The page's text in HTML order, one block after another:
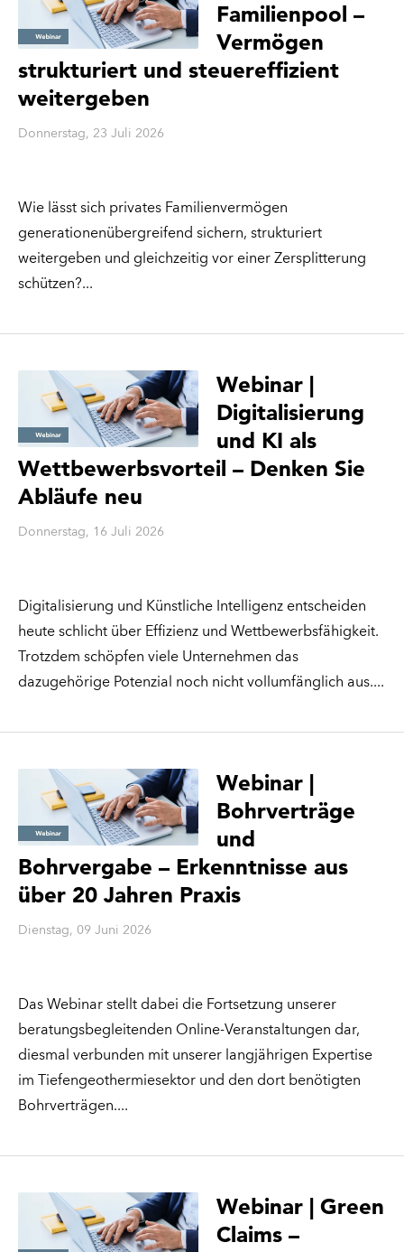
Familienpool –
Vermögen
strukturiert und steuereffizient
weitergeben
Donnerstag, 23 Juli 2026
Wie lässt sich privates Familienvermögen
generationenübergreifend sichern, strukturiert
weitergeben und gleichzeitig vor einer Zersplitterung
schützen?
Webinar |
Digitalisierung
und KI als
Wettbewerbsvorteil – Denken Sie
Abläufe neu
Donnerstag, 16 Juli 2026
Digitalisierung und Künstliche Intelligenz entscheiden
heute schlicht über Effizienz und Wettbewerbsfähigkeit.
Trotzdem schöpfen viele Unternehmen das
dazugehörige Potenzial noch nicht vollumfänglich aus.
Webinar |
Bohrverträge
und
Bohrvergabe – Erkenntnisse aus
über 20 Jahren Praxis
Dienstag, 09 Juni 2026
Das Webinar stellt dabei die Fortsetzung unserer
beratungsbegleitenden Online-Veranstaltungen dar,
diesmal verbunden mit unserer langjährigen Expertise
im Tiefengeothermiesektor und den dort benötigten
Bohrverträgen.
Webinar | Green
Claims –